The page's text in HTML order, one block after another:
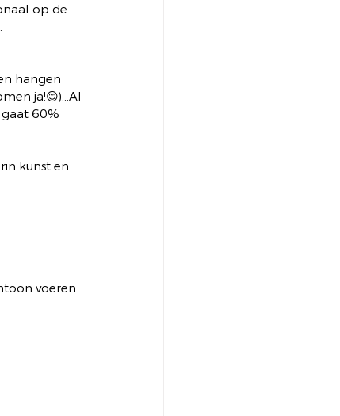
op de
hangen
ja!😊)…Al
60%
kunst en
voeren.